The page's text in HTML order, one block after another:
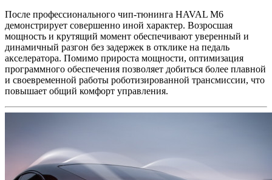
После профессионального чип-тюнинга HAVAL M6
демонстрирует совершенно иной характер. Возросшая
мощность и крутящий момент обеспечивают уверенный и
динамичный разгон без задержек в отклике на педаль
акселератора. Помимо прироста мощности, оптимизация
программного обеспечения позволяет добиться более плавной
и своевременной работы роботизированной трансмиссии, что
повышает общий комфорт управления.